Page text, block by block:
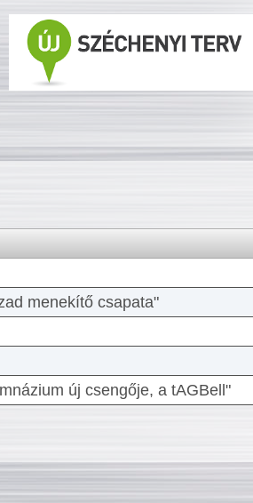
menekítő csapata"
új csengője, a tAGBell"